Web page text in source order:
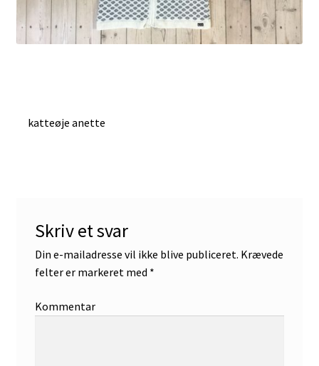
Indlægsnavigation
Forrige
katteøje anette
Skriv et svar
Din e-mailadresse vil ikke blive publiceret. Krævede
felter er markeret med *
Kommentar